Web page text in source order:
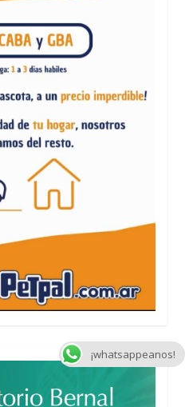
¡whatsappeanos!